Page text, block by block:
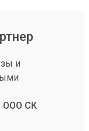
и
ООО СК